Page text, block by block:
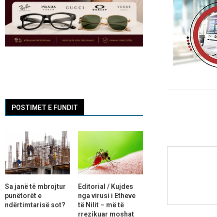
POSTIMET E FUNDIT
Sa janë të mbrojtur
punëtorët e
ndërtimtarisë sot?
Editorial / Kujdes
nga virusi i Etheve
të Nilit – më të
rrezikuar moshat